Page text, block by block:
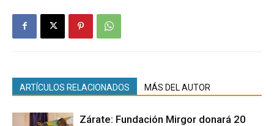
ARTÍCULOS RELACIONADOS MÁS DEL AUTOR
Zárate: Fundación Mirgor donará 20